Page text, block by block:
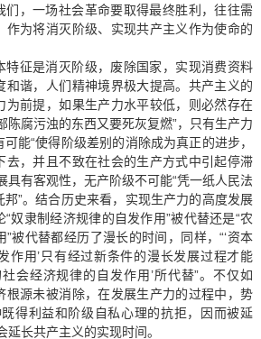
们，一场社会革命要取得最终胜利，往往需
作为将消灭阶级、实现共产主义作为使命的
特征是消灭阶级，废除国家，实现消费资料
和谐，人们精神境界极大提高。共产主义的
为前提，如果生产力水平较低，则必然存在
陈腐污浊的东西又要死灰复燃”，只有生产力
能“使得阶级差别的消除成为真正的进步，
去，并且不致在社会的生产方式中引起停滞
具有客观性，无产阶级不可能“凭一纸人民法
”。结合历史来看，实现生产力的高度发展
奴隶制经济规律的自发作用”被代替还是“农
被代替都经历了漫长的时间，同样，“‘资本
作用’只有经过新条件的漫长发展过程才能
会经济规律的自发作用’所代替”。不仅如
根源未被消除，在发展生产力的过程中，势
得利益和阶级自私心理的抗拒，因而被延
延长共产主义的实现时间。